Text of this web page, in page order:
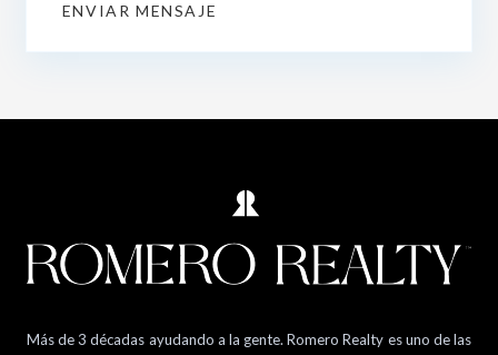
ENVIAR MENSAJE
Más de 3 décadas ayudando a la gente. Romero Realty es uno de las